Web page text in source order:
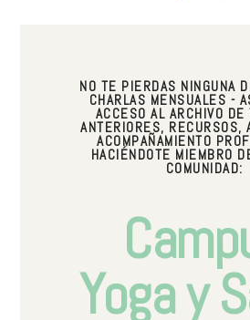
NO TE PIERDAS NINGUNA
CHARLAS MENSUALES -
ACCESO AL ARCHIVO
ANTERIORES, RECURSOS,
ACOMPAÑAMIENTO
HACIÉNDOTE MIEMBRO
COMUNIDAD:
Yoga y